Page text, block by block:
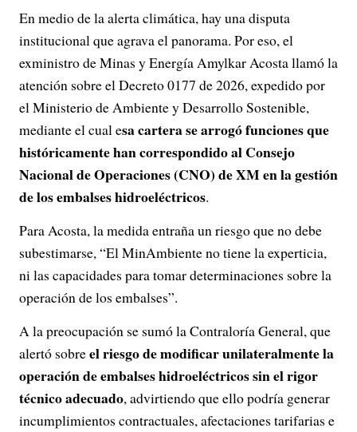
En medio de la alerta climática, hay una disputa
institucional que agrava el panorama. Por eso, el
exministro de Minas y Energía Amylkar Acosta llamó la
atención sobre el Decreto 0177 de 2026, expedido por
el Ministerio de Ambiente y Desarrollo Sostenible,
mediante el cual esa cartera se arrogó funciones que
históricamente han correspondido al Consejo
Nacional de Operaciones (CNO) de XM en la gestión
de los embalses hidroeléctricos.
Para Acosta, la medida entraña un riesgo que no debe
subestimarse, “El MinAmbiente no tiene la experticia,
ni las capacidades para tomar determinaciones sobre la
operación de los embalses”.
A la preocupación se sumó la Contraloría General, que
alertó sobreel riesgo de modificar unilateralmente la
operación de embalses hidroeléctricos sin el rigor
técnico adecuado, advirtiendo que ello podría generar
incumplimientos contractuales, afectaciones tarifarias e